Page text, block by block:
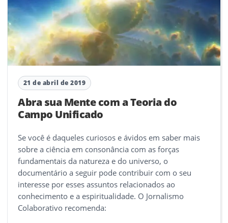
21 de abril de 2019
Abra sua Mente com a Teoria do
Campo Unificado
Se você é daqueles curiosos e ávidos em saber mais
sobre a ciência em consonância com as forças
fundamentais da natureza e do universo, o
documentário a seguir pode contribuir com o seu
interesse por esses assuntos relacionados ao
conhecimento e a espiritualidade. O Jornalismo
Colaborativo recomenda: